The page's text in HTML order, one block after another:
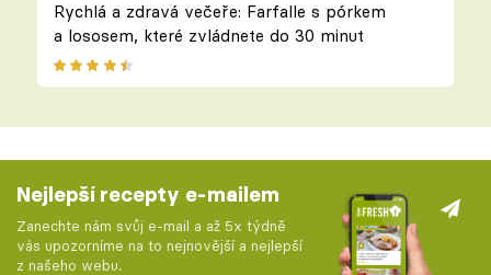
Rychlá a zdravá večeře: Farfalle s pórkem
a lososem, které zvládnete do 30 minut
Nejlepší recepty e-mailem
Zanechte nám svůj e-mail a až 5x týdně
vás upozorníme na to nejnovější a nejlepší
z našeho webu.